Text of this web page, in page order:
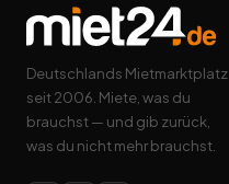
Deutschlands Mietmarktplatz
seit 2006. Miete, was du
brauchst — und gib zurück,
was du nicht mehr brauchst.